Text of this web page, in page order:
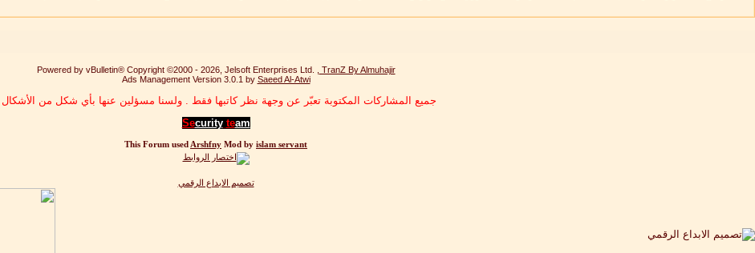
Powered by vBulletin® Copyright ©2000 - 2026, Jelsoft Enterprises Ltd. ,
TranZ By Almuhajir
Ads Management Version 3.0.1 by Saeed Al-Atwi
جميع المشاركات المكتوبة تعبّر عن وجهة نظر كاتبها فقط . ولسنا مسؤلين عنها بأي شكل من الأشكال .
Security team
This Forum used Arshfny Mod by islam servant
تصميم الابداع الرقمي